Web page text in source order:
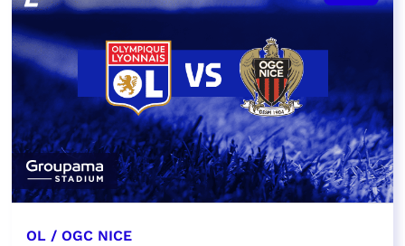
OL / OGC NICE